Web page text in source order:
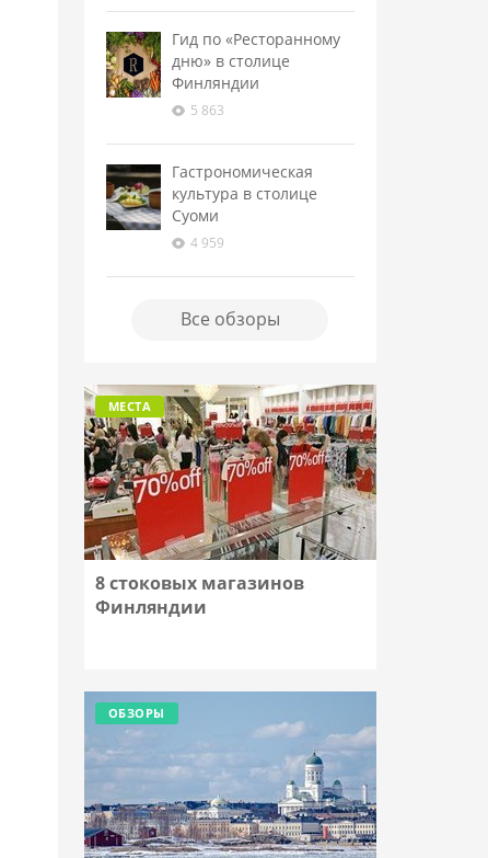
Гид по «Ресторанному
дню» в столице
Финляндии
5 863
Гастрономическая
культура в столице
Суоми
4 959
Все обзоры
МЕСТА
8 стоковых магазинов
Финляндии
ОБЗОРЫ